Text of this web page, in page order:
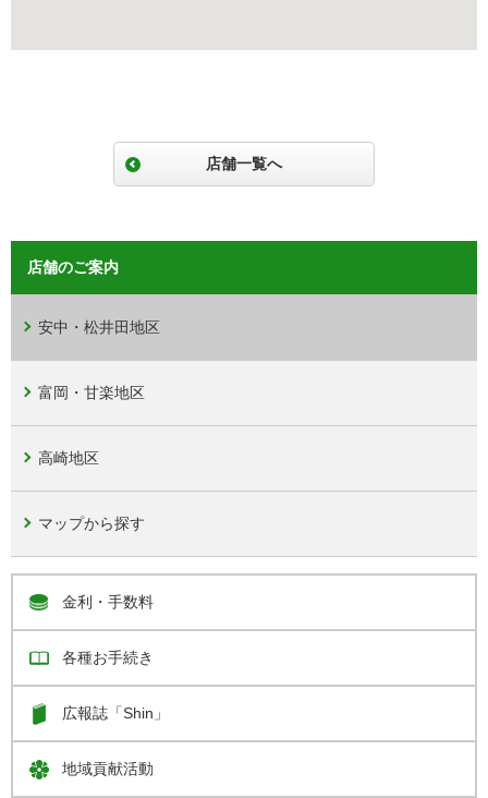
店舗一覧へ
店舗のご案内
安中・松井田地区
富岡・甘楽地区
高崎地区
マップから探す
金利・手数料
各種お手続き
広報誌「Shin」
地域貢献活動